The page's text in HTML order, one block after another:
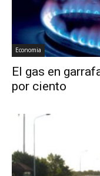
Economia
El gas en
por ciento